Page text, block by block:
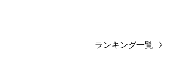
ランキング一覧